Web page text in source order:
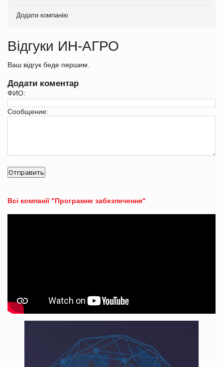
Додати компанію
Відгуки ИН-АГРО
Ваш відгук беде першим.
Додати коментар
ФИО:
Сообщение:
Всі компанії "Програмне забезпечення"